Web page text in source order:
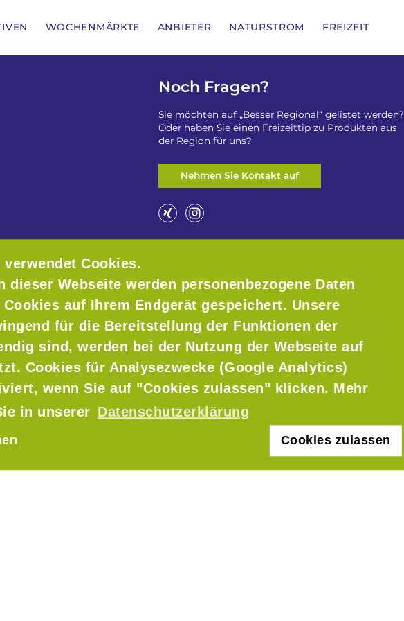
verwendet Cookies.
dieser Webseite werden personenbezogene Daten
auf Ihrem Endgerät gespeichert. Unsere
für die Bereitstellung der Funktionen der
sind, werden bei der Nutzung der Webseite auf
Cookies für Analysezwecke (Google Analytics)
wenn Sie auf "Cookies zulassen" klicken. Mehr
in unserer Datenschutzerklärung
Cookies zulassen
WOCHENMÄRKTE ANBIETER NATURSTROM FREIZEIT
Noch Fragen?
Sie möchten auf „Besser Regional“ gelistet werden?
Oder haben Sie einen Freizeittip zu Produkten aus
der Region für uns?
Nehmen Sie Kontakt auf